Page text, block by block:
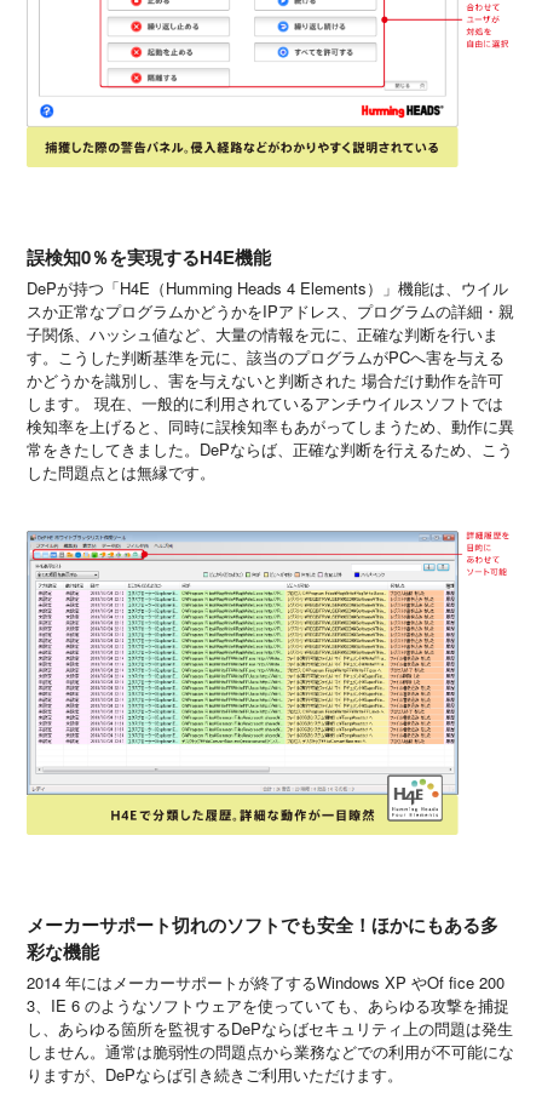
誤検知0％を実現するH4E機能
DePが持つ「H4E（Humming Heads 4 Elements）」機能は、ウイル
スか正常なプログラムかどうかをIPアドレス、プログラムの詳細・親
子関係、ハッシュ値など、大量の情報を元に、正確な判断を行いま
す。こうした判断基準を元に、該当のプログラムがPCへ害を与える
かどうかを識別し、害を与えないと判断された 場合だけ動作を許可
します。 現在、一般的に利用されているアンチウイルスソフトでは
検知率を上げると、同時に誤検知率もあがってしまうため、動作に異
常をきたしてきました。DePならば、正確な判断を行えるため、こう
した問題点とは無縁です。
メーカーサポート切れのソフトでも安全！ほかにもある多
彩な機能
2014 年にはメーカーサポートが終了するWindows XP やOf fice 200
3、IE 6 のようなソフトウェアを使っていても、あらゆる攻撃を捕捉
し、あらゆる箇所を監視するDePならばセキュリティ上の問題は発生
しません。通常は脆弱性の問題点から業務などでの利用が不可能にな
りますが、DePならば引き続きご利用いただけます。